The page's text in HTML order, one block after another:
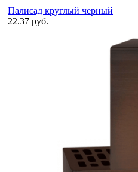
Палисад круглый черный
22.37 руб.